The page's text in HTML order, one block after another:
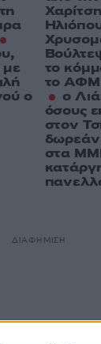
με
ο
το
το ΑΦΜ
ο
όσους
στον
δωρεάν
στα
ΔΙΑΦΗΜΙΣΗ